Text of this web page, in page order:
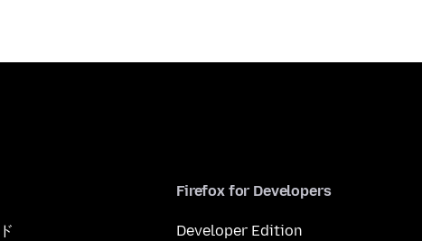
Firefox for Developers
Developer Edition